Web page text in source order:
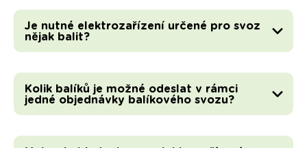
Je nutné elektrozařízení určené pro svoz
nějak balit?
Kolik balíků je možné odeslat v rámci
jedné objednávky balíkového svozu?